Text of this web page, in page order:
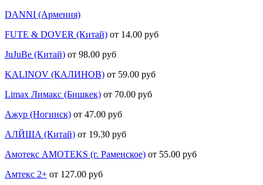
DANNI (Армения)
FUTE & DOVER (Китай) от 14.00 руб
JuJuBe (Китай) от 98.00 руб
KALINOV (КАЛИНОВ) от 59.00 руб
Limax Лимакс (Бишкек) от 70.00 руб
Ажур (Ногинск) от 47.00 руб
АЛЙША (Китай) от 19.30 руб
Амотекс AMOTEKS (г. Раменское) от 55.00 руб
Амтекс 2+ от 127.00 руб